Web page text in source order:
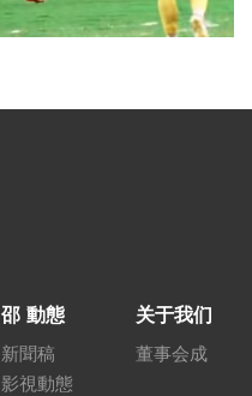
邵 動態
新聞稿
影視動態
关于我们
董事会成